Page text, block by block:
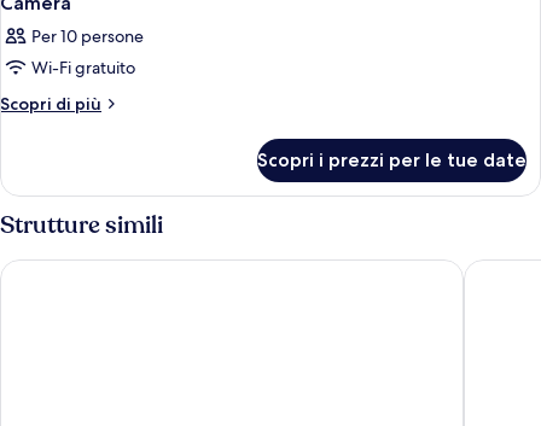
Per 10 persone
Wi-Fi gratuito
Scopri di più
Altri
Scopri i prezzi per le tue date
Strutture simili
Bungalows Maspalomas Oasis Club Mirador